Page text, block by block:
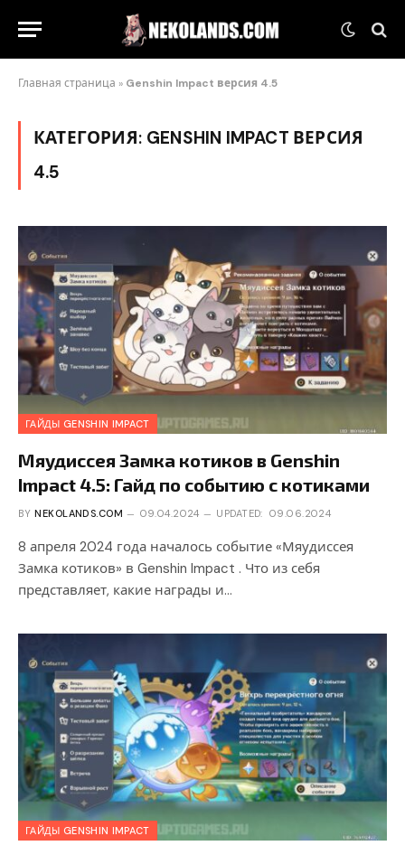
Главная страница » Genshin Impact версия 4.5
КАТЕГОРИЯ: GENSHIN IMPACT ВЕРСИЯ
4.5
ГАЙДЫ GENSHIN IMPACT
Мяудиссея Замка котиков в Genshin
Impact 4.5: Гайд по событию с котиками
BY NEKOLANDS.COM 09.04.2024 UPDATED: 09.06.2024
8 апреля 2024 года началось событие «Мяудиссея
Замка котиков» в Genshin Impact . Что из себя
представляет, какие награды и…
ГАЙДЫ GENSHIN IMPACT